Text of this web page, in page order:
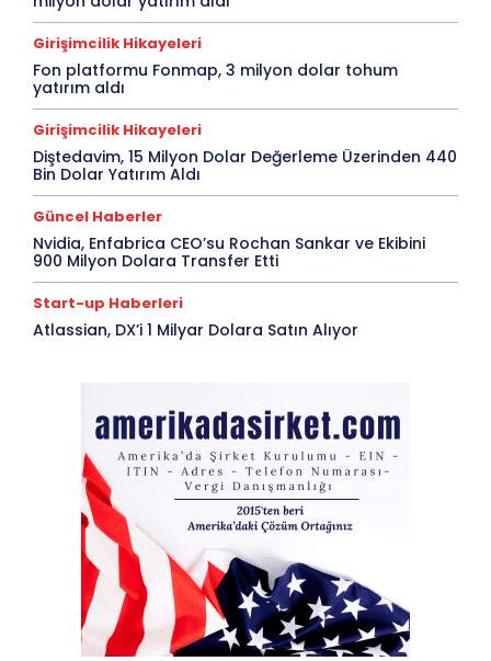
Girişimcilik Hikayeleri
Fon platformu Fonmap, 3 milyon dolar tohum
yatırım aldı
Girişimcilik Hikayeleri
Diştedavim, 15 Milyon Dolar Değerleme Üzerinden 440
Bin Dolar Yatırım Aldı
Güncel Haberler
Nvidia, Enfabrica CEO’su Rochan Sankar ve Ekibini
900 Milyon Dolara Transfer Etti
Start-up Haberleri
Atlassian, DX’i 1 Milyar Dolara Satın Alıyor